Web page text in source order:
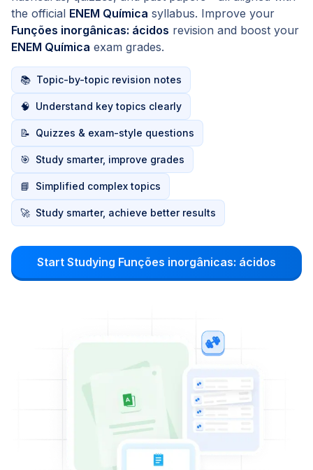
the official ENEM Química syllabus. Improve your
Funções inorgânicas: ácidos revision and boost your
ENEM Química exam grades.
📚 Topic-by-topic revision notes
🧠 Understand key topics clearly
📝 Quizzes & exam-style questions
🎯 Study smarter, improve grades
📘 Simplified complex topics
🚀 Study smarter, achieve better results
Start Studying Funções inorgânicas: ácidos